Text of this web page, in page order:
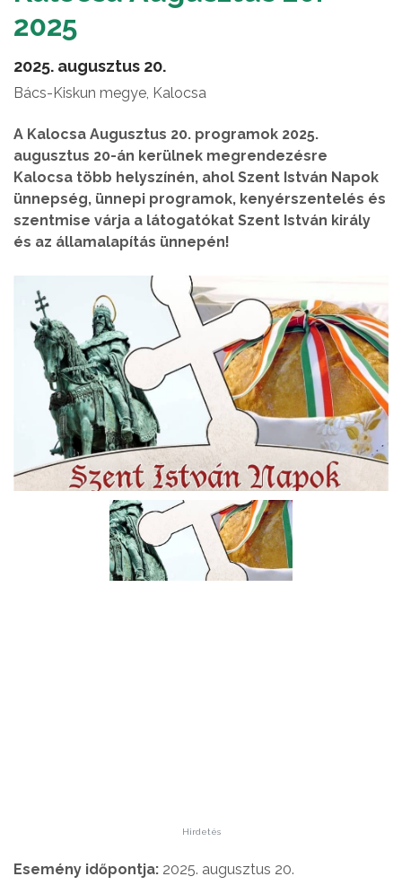
2025
2025. augusztus 20.
Bács-Kiskun megye, Kalocsa
A Kalocsa Augusztus 20. programok 2025.
augusztus 20-án kerülnek megrendezésre
Kalocsa több helyszínén, ahol Szent István Napok
ünnepség, ünnepi programok, kenyérszentelés és
szentmise várja a látogatókat Szent István király
és az államalapítás ünnepén!
Hirdetés
Esemény időpontja: 2025. augusztus 20.